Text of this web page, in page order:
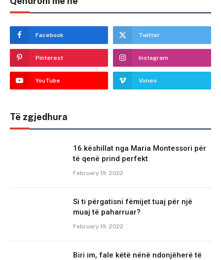
Facebook Twitter
Pinterest Instagram
YouTube Vimeo
Të zgjedhura
16 këshillat nga Maria Montessori për
të qenë prind perfekt
February 19, 2022
Si ti përgatisni fëmijet tuaj për një
muaj të paharruar?
February 19, 2022
Biri im, fale këtë nënë ndonjëherë të